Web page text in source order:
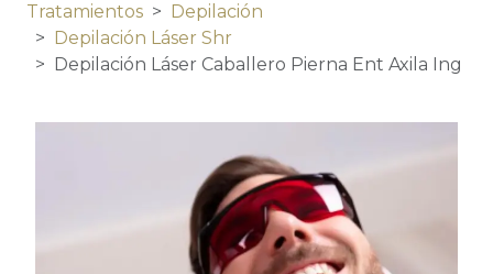
Tratamientos
Depilación
Depilación Láser Shr
Depilación Láser Caballero Pierna Ent Axila Ing